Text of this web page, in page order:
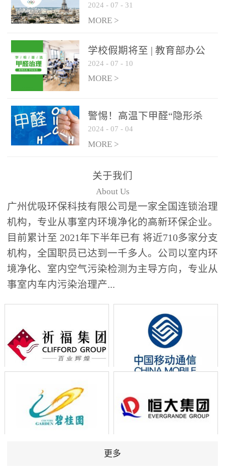
宿风波：优吸环保共建健康
绿色家居
2024 - 07 - 31
MORE >
学校假期将至 | 教育部办公
厅关于加强学校新建校舍室
内空气质量管理通知
2024 - 07 - 10
MORE >
警惕！高温下甲醛“隐形杀
手”来袭，你的家安全吗？
2024 - 07 - 04
MORE >
关于我们
About Us
广州优吸环保科技有限公司是一家全国连锁治理
机构，专业从事室内环境净化的高新环保企业。
目前累计至 2021年下半年已有 将近710多家分支
机构，全国职员已达到一千多人。公司以室内环
境净化、室内空气污染检测为主导方向，专业从
事室内车内污染治理产...
更多